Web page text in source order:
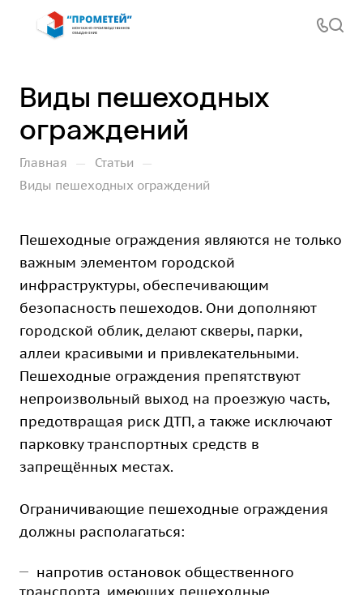
Виды пешеходных
ограждений
Главная — Статьи —
Виды пешеходных ограждений
Пешеходные ограждения являются не только
важным элементом городской
инфраструктуры, обеспечивающим
безопасность пешеходов. Они дополняют
городской облик, делают скверы, парки,
аллеи красивыми и привлекательными.
Пешеходные ограждения препятствуют
непроизвольный выход на проезжую часть,
предотвращая риск ДТП, а также исключают
парковку транспортных средств в
запрещённых местах.
Ограничивающие пешеходные ограждения
должны располагаться:
напротив остановок общественного